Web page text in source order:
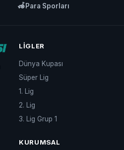
🦽Para Sporları
LIGLER
Dünya Kupası
Süper Lig
1. Lig
2. Lig
3. Lig Grup 1
KURUMSAL